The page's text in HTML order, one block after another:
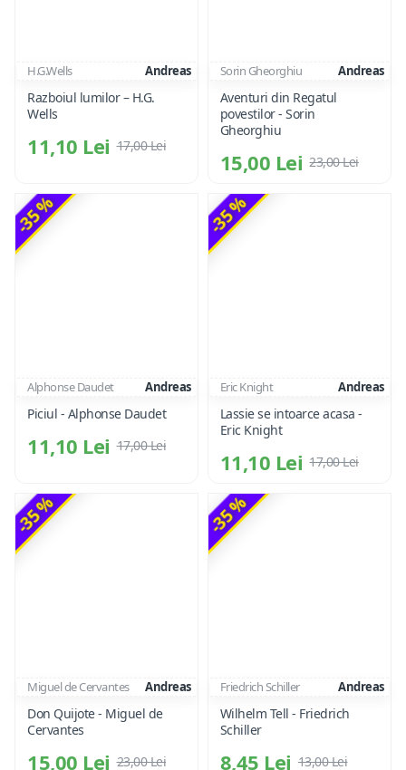
H.G.Wells Andreas
Razboiul lumilor – H.G.
Wells
11,10 Lei 17,00 Lei
Sorin Gheorghiu Andreas
Aventuri din Regatul
povestilor - Sorin
Gheorghiu
15,00 Lei 23,00 Lei
-35 %
Alphonse Daudet Andreas
Piciul - Alphonse Daudet
11,10 Lei 17,00 Lei
-35 %
Eric Knight Andreas
Lassie se intoarce acasa -
Eric Knight
11,10 Lei 17,00 Lei
-35 %
Miguel de Cervantes Andreas
Don Quijote - Miguel de
Cervantes
15,00 Lei 23,00 Lei
-35 %
Friedrich Schiller Andreas
Wilhelm Tell - Friedrich
Schiller
8,45 Lei 13,00 Lei